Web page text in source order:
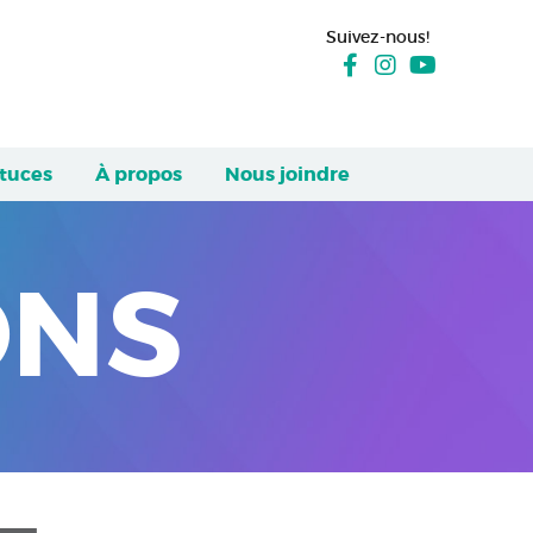
Suivez-nous!
À propos Nous joindre